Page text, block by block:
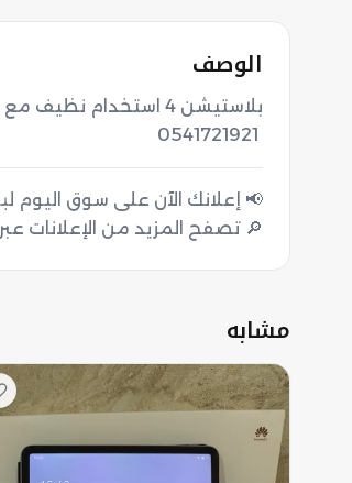
الوصف
🔎 تصفح المزيد من الإعلانات عبر souqalyaum.com
مشابه